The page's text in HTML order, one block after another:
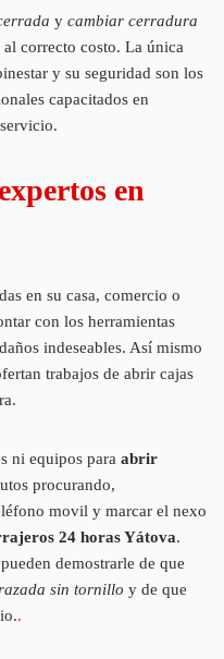
y cambiar cerradura
correcto costo. La única
y su seguridad son los
capacitados en
en
en su casa, comercio o
con los herramientas
indeseables. Así mismo
trabajos de abrir cajas
ni equipos para abrir
procurando,
movil y marcar el nexo
24 horas Yátova.
demostrarle de que
sin tornillo y de que
.